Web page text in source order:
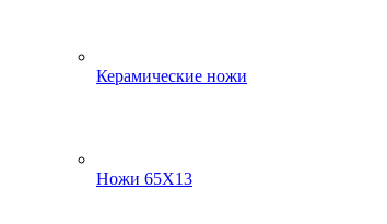
Керамические ножи
Ножи 65Х13